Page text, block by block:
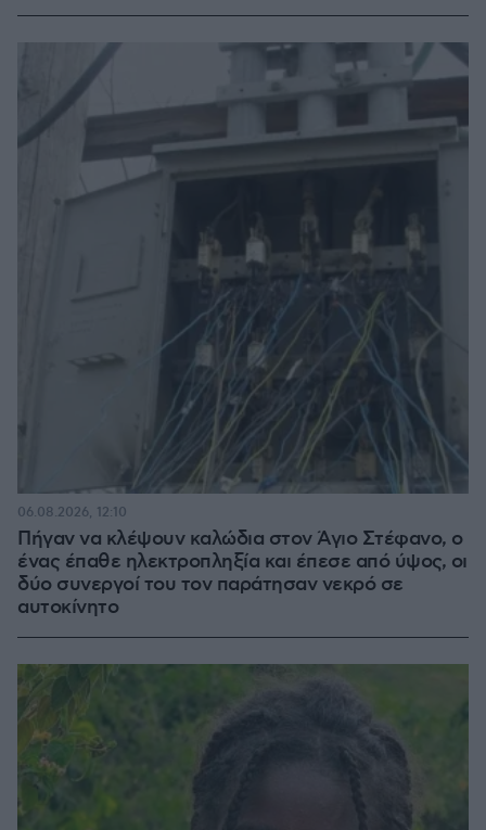
Πήγαν να κλέψουν καλώδια στον Άγιο Στέφανο, ο
ένας έπαθε ηλεκτροπληξία και έπεσε από ύψος, οι
δύο συνεργοί του τον παράτησαν νεκρό σε
αυτοκίνητο
06.08.2026, 12:10